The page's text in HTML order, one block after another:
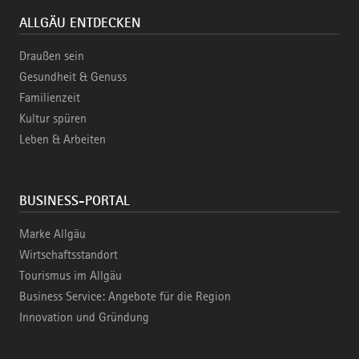
ALLGÄU ENTDECKEN
Draußen sein
Gesundheit & Genuss
Familienzeit
Kultur spüren
Leben & Arbeiten
BUSINESS-PORTAL
Marke Allgäu
Wirtschaftsstandort
Tourismus im Allgäu
Business Service: Angebote für die Region
Innovation und Gründung